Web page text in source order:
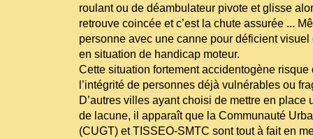
roulant ou de déambulateur pivote et glisse
retrouve coincée et c’est la chute assurée ...
personne avec une canne pour déficient
en situation de handicap moteur.
Cette situation fortement accidentogène risque
l’intégrité de personnes déjà vulnérables ou
D’autres villes ayant choisi de mettre en place
de lacune, il apparaît que la Communauté
(CUGT) et TISSEO-SMTC sont tout à fait en